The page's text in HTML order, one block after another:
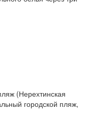
(Нерехтинская
городской пляж,